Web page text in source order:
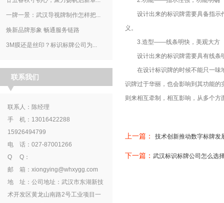
设计出来的标识牌需要具备指示作
义。
3.造型——线条明快，美观大方
设计出来的标识牌需要具有线条明
在设计标识牌的时候不能只一味地
识牌过于华丽，也会影响到其功能
则来相互牵制，相互影响，从多个
上一篇： 技术创新推动数字标牌发
下一篇： 武汉标识标牌公司怎么选
一牌一景：武汉导视牌制作怎样把...
焕新品牌形象 畅通服务链路
3M膜还是丝印？标识标牌公司为...
联系我们
联系人：陈经理
手 机：13016422288
15926494799
电 话：027-87001266
Q Q：
邮 箱：xiongying@whxygg.com
地 址：公司地址：武汉市东湖新技
术开发区黄龙山南路2号工业项目一